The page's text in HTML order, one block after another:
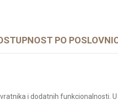
PO
i dodatnih funkcionalnosti.